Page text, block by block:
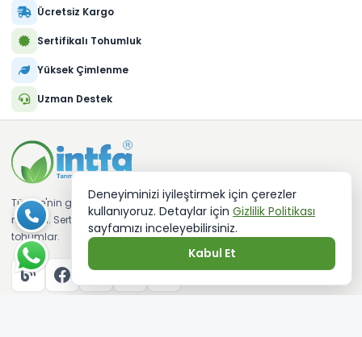
Ücretsiz Kargo
Sertifikalı Tohumluk
Yüksek Çimlenme
Uzman Destek
Türkiye'nin güvenilir tarımsal alışveriş
marketi. Sertifikalı fideler ve kaliteli
tohumlar.
Deneyiminizi iyileştirmek için çerezler
kullanıyoruz. Detaylar için Gizlilik Politikası
sayfamızı inceleyebilirsiniz.
Kabul Et